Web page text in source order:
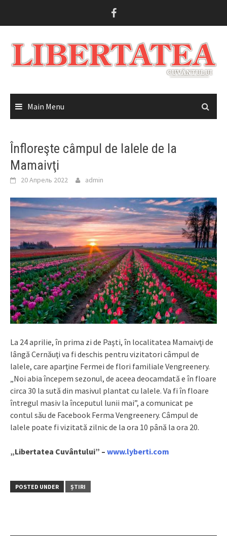
Main Menu
Înfloreşte câmpul de lalele de la
Mamaivţi
20 Апрель 2022 admin
La 24 aprilie, în prima zi de Paşti, în localitatea Mamaivţi de
lângă Cernăuţi va fi deschis pentru vizitatori câmpul de
lalele, care aparţine Fermei de flori familiale Vengreenery.
„Noi abia începem sezonul, de aceea deocamdată e în floare
circa 30 la sută din masivul plantat cu lalele. Va fi în floare
întregul masiv la începutul lunii mai”, a comunicat pe
contul său de Facebook Ferma Vengreenery. Câmpul de
lalele poate fi vizitată zilnic de la ora 10 până la ora 20.
„Libertatea Cuvântului” – www.lyberti.com
POSTED UNDER ȘTIRI